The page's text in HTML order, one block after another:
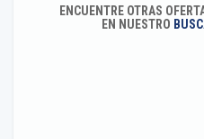
ENCUENTRE OTRAS
EN NUESTRO